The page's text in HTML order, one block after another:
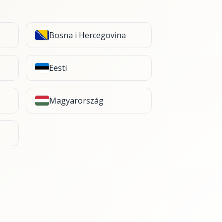
Bosna i Hercegovina
Eesti
Magyarország